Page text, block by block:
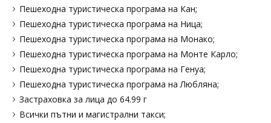
Пешеходна туристическа програма на Кан;
Пешеходна туристическа програма на Ница;
Пешеходна туристическа програма на Монако;
Пешеходна туристическа програма на Монте Карло;
Пешеходна туристическа програма на Генуа;
Пешеходна туристическа програма на Любляна;
Застраховка за лица до 64.99 г
Всички пътни и магистрални такси;